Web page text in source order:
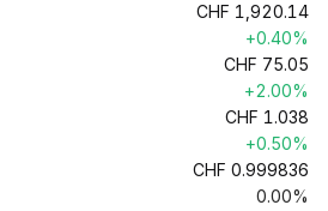
CHF 1,920.14
+0.40%
CHF 75.05
+2.00%
CHF 1.038
+0.50%
CHF 0.999836
0.00%